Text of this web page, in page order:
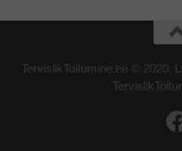
TervislikToitumine.ee © 2020.